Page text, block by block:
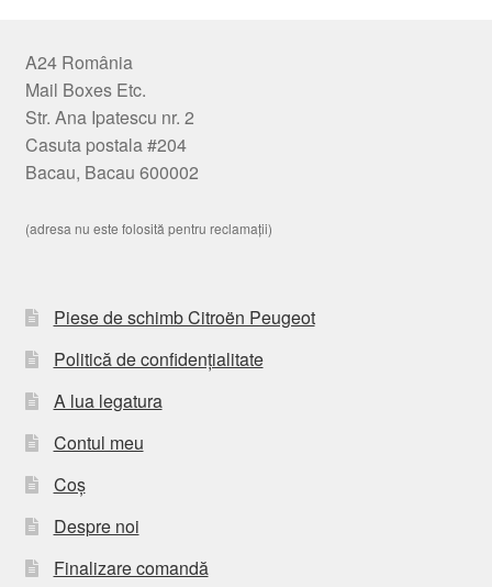
A24 România
Mail Boxes Etc.
Str. Ana Ipatescu nr. 2
Casuta postala #204
Bacau, Bacau 600002
(adresa nu este folosită pentru reclamații)
Piese de schimb Citroën Peugeot
Politică de confidențialitate
A lua legatura
Contul meu
Coș
Despre noi
Finalizare comandă